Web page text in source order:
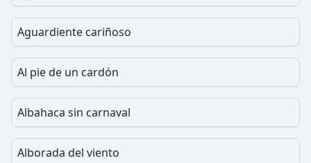
Aguardiente cariñoso
Al pie de un cardón
Albahaca sin carnaval
Alborada del viento